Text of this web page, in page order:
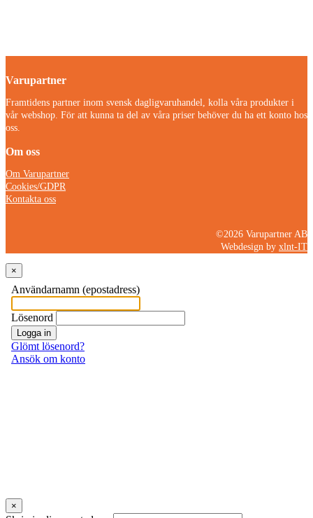
Varupartner
Framtidens partner inom svensk dagligvaruhandel, kolla våra produkter i
vår webshop. För att kunna ta del av våra priser behöver du ha ett konto hos
oss.
Om oss
Om Varupartner
Cookies/GDPR
Kontakta oss
©2026 Varupartner AB
Webdesign by xlnt-IT
×
×